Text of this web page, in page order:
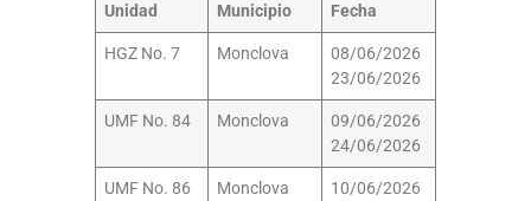
Unidad Municipio Fecha
HGZ No. 7 Monclova
08/06/2026
23/06/2026
UMF No. 84 Monclova
09/06/2026
24/06/2026
UMF No. 86 Monclova
10/06/2026